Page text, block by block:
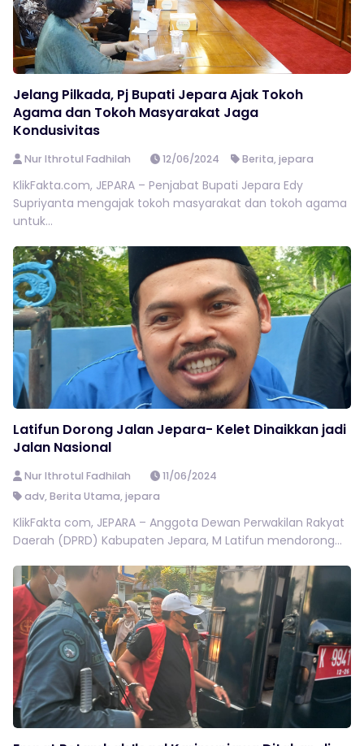
Jelang Pilkada, Pj Bupati Jepara Ajak Tokoh
Agama dan Tokoh Masyarakat Jaga
Kondusivitas
Nur Ithrotul Fadhilah 12/06/2024 Berita,jepara
KlikFakta.com, JEPARA – Penjabat Bupati Jepara Edy
Supriyanta mengajak tokoh masyarakat dan tokoh agama
untuk...
Latifun Dorong Jalan Jepara- Kelet Dinaikkan jadi
Jalan Nasional
Nur Ithrotul Fadhilah
11/06/2024
adv, Berita Utama, jepara
KlikFakta com, JEPARA – Anggota Dewan Perwakilan Rakyat
Daerah (DPRD) Kabupaten Jepara, M Latifun mendorong...